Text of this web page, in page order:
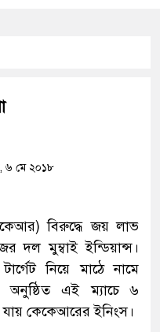
৬ মে ২০১৮
বিরুদ্ধে জয় লাভ
দল মুম্বাই ইন্ডিয়ান্স।
নিয়ে মাঠে নামে
অনুষ্ঠিত এই ম্যাচে ৬
কেকেআরের ইনিংস।